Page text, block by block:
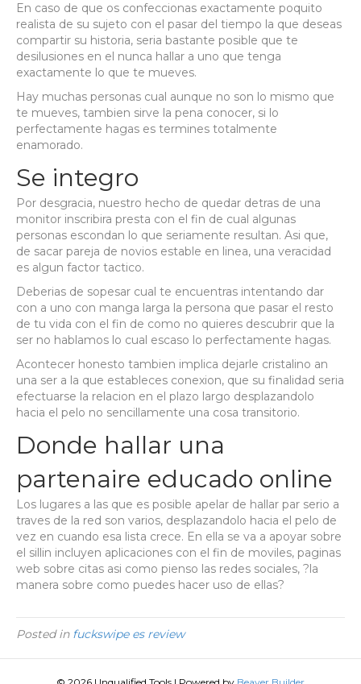
En caso de que os confeccionas exactamente poquito
realista de su sujeto con el pasar del tiempo la que deseas
compartir su historia, seri­a bastante posible que te
desilusiones en el nunca hallar a uno que tenga
exactamente lo que te mueves.
Hay muchas personas cual aunque no son lo mismo que
te mueves, tambien sirve la pena conocer, si lo
perfectamente hagas es termines totalmente
enamorado.
Se integro
Por desgracia, nuestro hecho de quedar detras de una
monitor inscribira presta con el fin de cual algunas
personas escondan lo que seriamente resultan. Asi que,
de sacar pareja de novios estable en li­nea, una veracidad
es algun factor tactico.
Deberias de sopesar cual te encuentras intentando dar
con a uno con manga larga la persona que pasar el resto
de tu vida con el fin de como no quieres descubrir que la
ser no hablamos lo cual escaso lo perfectamente hagas.
Acontecer honesto tambien implica dejarle cristalino an
una ser a la que estableces conexion, que su finalidad seri­a
efectuarse la relacion en el plazo largo desplazandolo
hacia el pelo no sencillamente una cosa transitorio.
Donde hallar una
partenaire educado online
Los lugares a las que es posible apelar de hallar par serio a
traves de la red son varios, desplazandolo hacia el pelo de
vez en cuando esa lista crece. En ella se va a apoyar sobre
el silli­n incluyen aplicaciones con el fin de moviles, paginas
web sobre citas asi­ como pienso las redes sociales, ?la
manera sobre como puedes hacer uso de ellas?
Posted in fuckswipe es review